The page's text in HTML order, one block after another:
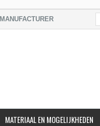
MANUFACTURER
MATERIAAL EN MOGELIJKHEDEN